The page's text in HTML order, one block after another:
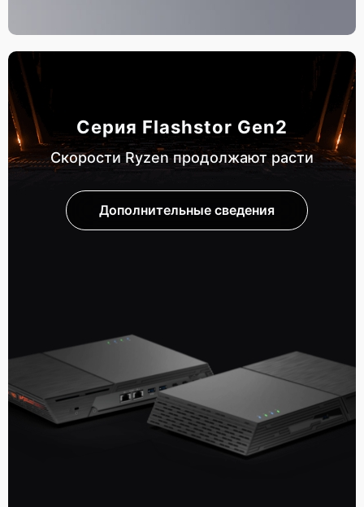
Серия Flashstor Gen2
Скорости Ryzen продолжают расти
Дополнительные сведения